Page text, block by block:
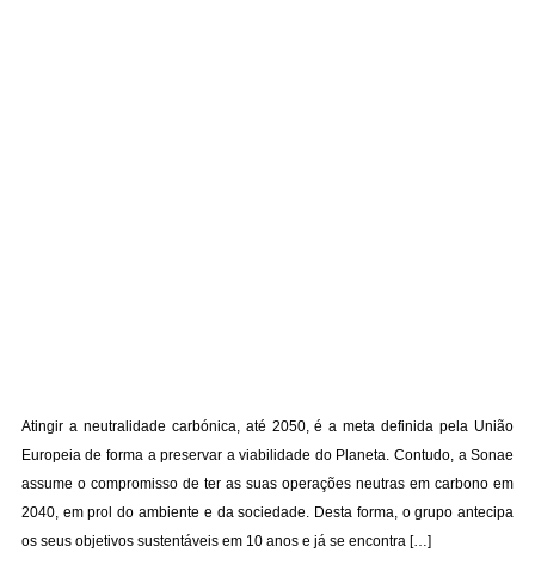
Atingir a neutralidade carbónica, até 2050, é a meta definida pela União
Europeia de forma a preservar a viabilidade do Planeta. Contudo, a Sonae
assume o compromisso de ter as suas operações neutras em carbono em
2040, em prol do ambiente e da sociedade. Desta forma, o grupo antecipa
os seus objetivos sustentáveis em 10 anos e já se encontra […]